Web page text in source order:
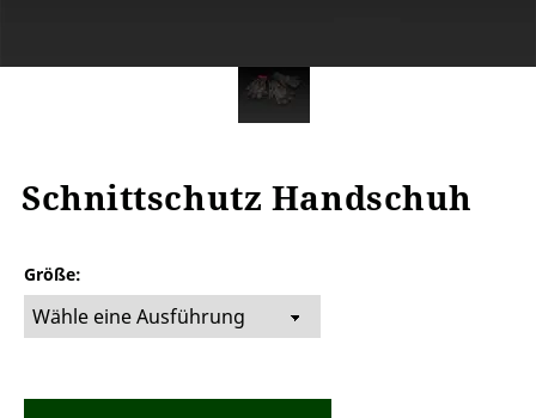
Schnittschutz Handschuh
Größe